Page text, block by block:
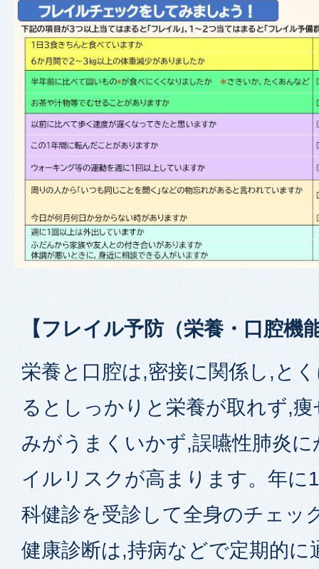
【フレイル予防（栄養・口腔機
栄養と口腔は,密接に関係し,と
るとしっかりと栄養が取れず,
みがうまくいかず,誤嚥性肺炎
イルリスクが高まります。年に
科健診を受診して全身のチェッ
健康診断は,持病などで定期的に